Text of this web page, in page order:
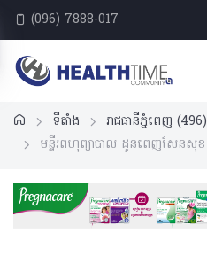
(096) 7888-017
ទីតាំង រាជធានីភ្នំពេញ (496)
មន្ទីរពហុព្យាបាល ដូនពេញសែនសុខ